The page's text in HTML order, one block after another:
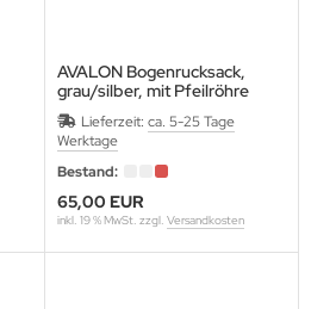
AVALON Bogenrucksack,
grau/silber, mit Pfeilröhre
Maße: H72xB33xT14 cm
Lieferzeit: ca. 5-25 Tage
Werktage
Bestand:
65,00 EUR
inkl. 19 % MwSt. zzgl. Versandkosten